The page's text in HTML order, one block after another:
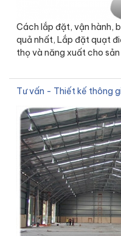
Cách lắp đặt, vận hành,
quả nhất, Lắp đặt quạt
thọ và năng xuất cho sản
Tư vấn - Thiết kế thông